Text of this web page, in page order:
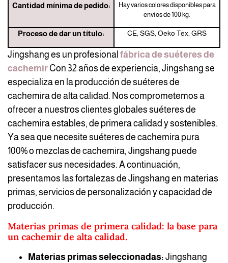
Cantidad mínima de pedido:
Hay varios colores disponibles para
envíos de 100 kg.
Proceso de dar un título: CE, SGS, Oeko Tex, GRS
Jingshang es un profesional fábrica de suéteres de
cachemirCon 32 años de experiencia, Jingshang se
especializa en la producción de suéteres de
cachemira de alta calidad. Nos comprometemos a
ofrecer a nuestros clientes globales suéteres de
cachemira estables, de primera calidad y sostenibles.
Ya sea que necesite suéteres de cachemira pura
100% o mezclas de cachemira, Jingshang puede
satisfacer sus necesidades. A continuación,
presentamos las fortalezas de Jingshang en materias
primas, servicios de personalización y capacidad de
producción.
Materias primas de primera calidad: la base para
un cachemir de alta calidad.
Materias primas seleccionadas: Jingshang